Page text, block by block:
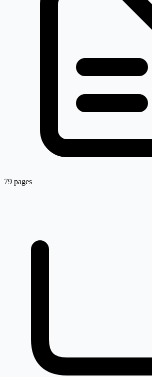
79 pages